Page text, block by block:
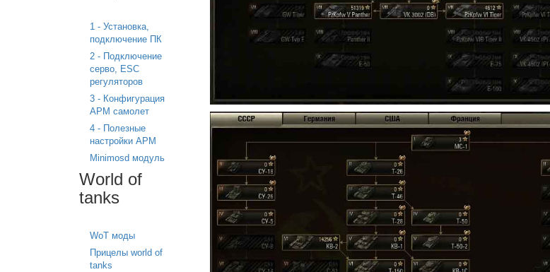
1 - Установка,
подключение ПК
2 - Подключение
серво, ESC
регуляторов
3 - Конфигурация
APM самолет
4 - Полезные
настройки APM
Minimosd модуль
World of
tanks
WoT моды
Прицелы world of
tanks